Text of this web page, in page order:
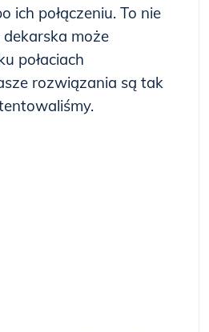
ich połączeniu. To nie
może
połaciach
rozwiązania są tak